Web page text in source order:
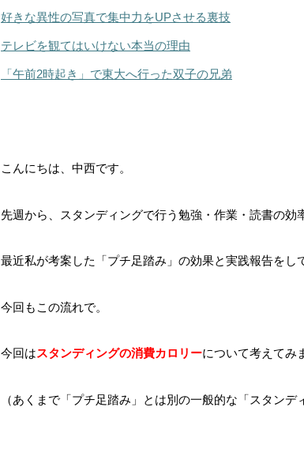
好きな異性の写真で集中力をUPさせる裏技
テレビを観てはいけない本当の理由
「午前2時起き」で東大へ行った双子の兄弟
こんにちは、中西です。
先週から、スタンディングで行う勉強・作業・読書の効
最近私が考案した「プチ足踏み」の効果と実践報告をし
今回もこの流れで。
今回はスタンディングの消費カロリーについて考えてみ
（あくまで「プチ足踏み」とは別の一般的な「スタンデ